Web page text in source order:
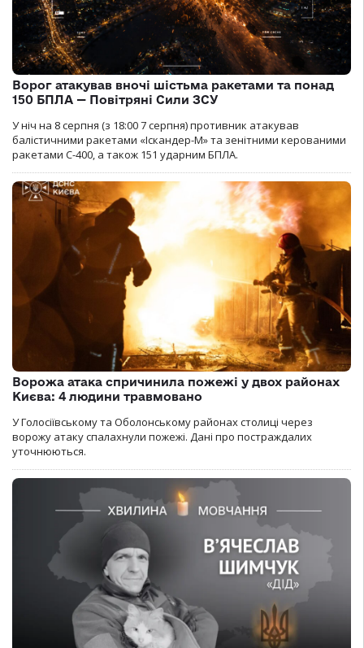
Ворог атакував вночі шістьма ракетами та понад
150 БПЛА — Повітряні Сили ЗСУ
У ніч на 8 серпня (з 18:00 7 серпня) противник атакував
балістичними ракетами «Іскандер-М» та зенітними керованими
ракетами С-400, а також 151 ударним БПЛА.
Ворожа атака спричинила пожежі у двох районах
Києва: 4 людини травмовано
У Голосіївському та Оболонському районах столиці через
ворожу атаку спалахнули пожежі. Дані про постраждалих
уточнюються.